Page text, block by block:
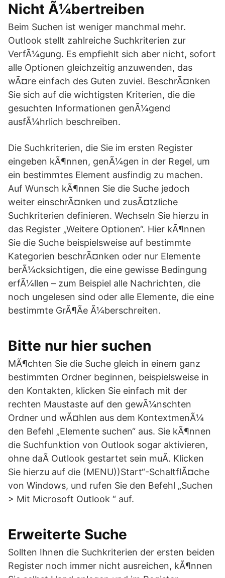
Nicht Ã¼bertreiben
Beim Suchen ist weniger manchmal mehr.
Outlook stellt zahlreiche Suchkriterien zur
VerfÃ¼gung. Es empfiehlt sich aber nicht, sofort
alle Optionen gleichzeitig anzuwenden, das
wÃ¤re einfach des Guten zuviel. BeschrÃ¤nken
Sie sich auf die wichtigsten Kriterien, die die
gesuchten Informationen genÃ¼gend
ausfÃ¼hrlich beschreiben.
Die Suchkriterien, die Sie im ersten Register
eingeben kÃ¶nnen, genÃ¼gen in der Regel, um
ein bestimmtes Element ausfindig zu machen.
Auf Wunsch kÃ¶nnen Sie die Suche jedoch
weiter einschrÃ¤nken und zusÃ¤tzliche
Suchkriterien definieren. Wechseln Sie hierzu in
das Register „Weitere Optionen“. Hier kÃ¶nnen
Sie die Suche beispielsweise auf bestimmte
Kategorien beschrÃ¤nken oder nur Elemente
berÃ¼cksichtigen, die eine gewisse Bedingung
erfÃ¼llen – zum Beispiel alle Nachrichten, die
noch ungelesen sind oder alle Elemente, die eine
bestimmte GrÃ¶Ãe Ã¼berschreiten.
Bitte nur hier suchen
MÃ¶chten Sie die Suche gleich in einem ganz
bestimmten Ordner beginnen, beispielsweise in
den Kontakten, klicken Sie einfach mit der
rechten Maustaste auf den gewÃ¼nschten
Ordner und wÃ¤hlen aus dem KontextmenÃ¼
den Befehl „Elemente suchen“ aus. Sie kÃ¶nnen
die Suchfunktion von Outlook sogar aktivieren,
ohne daÃ Outlook gestartet sein muÃ. Klicken
Sie hierzu auf die (MENU))Start“-SchaltflÃ¤che
von Windows, und rufen Sie den Befehl „Suchen
> Mit Microsoft Outlook “ auf.
Erweiterte Suche
Sollten Ihnen die Suchkriterien der ersten beiden
Register noch immer nicht ausreichen, kÃ¶nnen